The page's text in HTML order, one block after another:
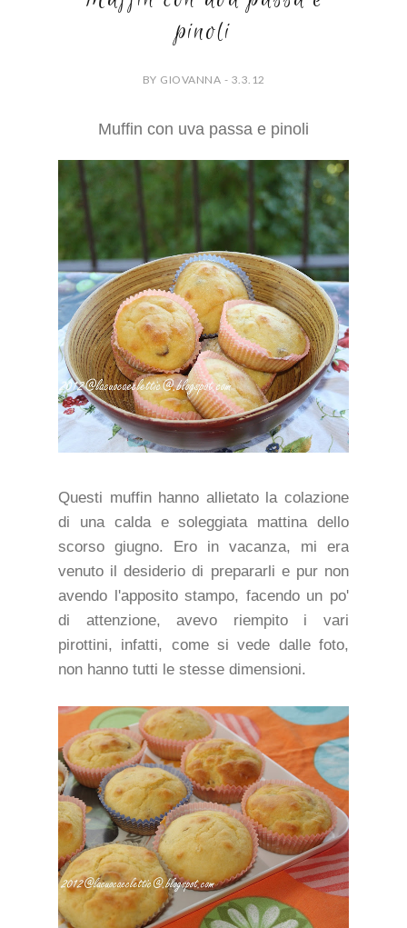
pinoli
BY GIOVANNA - 3.3.12
Muffin con uva passa e pinoli
Questi muffin hanno allietato la colazione
di una calda e soleggiata mattina dello
scorso giugno. Ero in vacanza, mi era
venuto il desiderio di prepararli e pur non
avendo l'apposito stampo, facendo un po'
di attenzione, avevo riempito i vari
pirottini, infatti, come si vede dalle foto,
non hanno tutti le stesse dimensioni.